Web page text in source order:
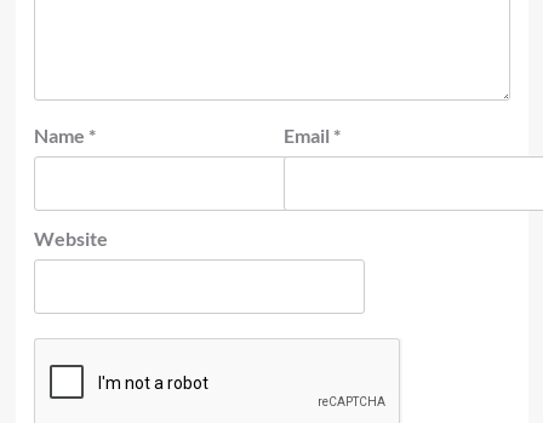
Name * Email *
Website